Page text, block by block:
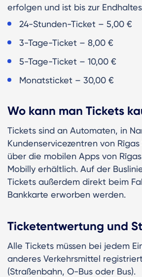
erfolgen und ist bis zur
24-Stunden-Ticket – 5,00 €
3-Tage-Ticket – 8,00 €
5-Tage-Ticket – 10,00 €
Monatsticket – 30,00 €
Wo kann man Tickets
Tickets sind an Automaten, in
Kundenservicezentren von
über die mobilen Apps von
Mobilly erhältlich. Auf der
Tickets außerdem direkt beim
Bankkarte erworben werden.
Ticketentwertung und
Alle Tickets müssen bei jedem
anderes Verkehrsmittel
(Straßenbahn, O-Bus oder Bus).